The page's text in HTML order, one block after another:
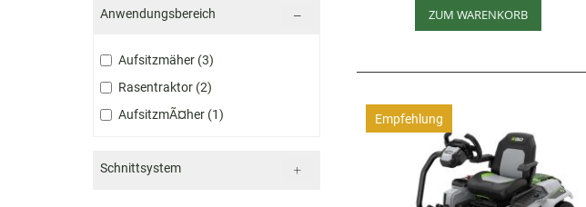
Anwendungsbereich
Aufsitzmäher 3
Rasentraktor 2
AufsitzmÃ¤her 1
Schnittsystem
ZUM WARENKORB
Empfehlung